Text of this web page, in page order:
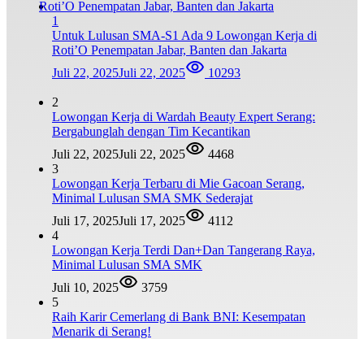
1
Untuk Lulusan SMA-S1 Ada 9 Lowongan Kerja di
Roti’O Penempatan Jabar, Banten dan Jakarta
Juli 22, 2025Juli 22, 2025 10293
2
Lowongan Kerja di Wardah Beauty Expert Serang:
Bergabunglah dengan Tim Kecantikan
Juli 22, 2025Juli 22, 2025
4468
3
Lowongan Kerja Terbaru di Mie Gacoan Serang,
Minimal Lulusan SMA SMK Sederajat
Juli 17, 2025Juli 17, 2025
4112
4
Lowongan Kerja Terdi Dan+Dan Tangerang Raya,
Minimal Lulusan SMA SMK
Juli 10, 2025
3759
5
Raih Karir Cemerlang di Bank BNI: Kesempatan
Menarik di Serang!